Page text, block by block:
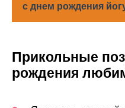
с днем рождения
Прикольные
рождения